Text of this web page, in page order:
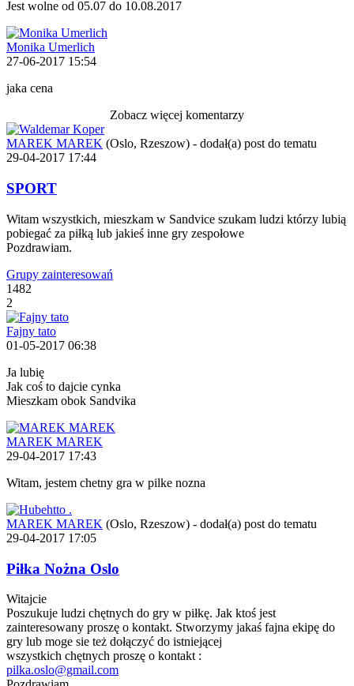
Jest wolne od 05.07 do 10.08.2017
Monika Umerlich
27-06-2017 15:54
jaka cena
Zobacz więcej komentarzy
MAREK MAREK (Oslo, Rzeszow) - dodał(a) post do tematu
29-04-2017 17:44
SPORT
Witam wszystkich, mieszkam w Sandvice szukam ludzi którzy lubią
pobiegać za piłką lub jakieś inne gry zespołowe
Pozdrawiam.
Grupy zainteresowań
1482
2
Fajny tato
01-05-2017 06:38
Ja lubię
Jak coś to dajcie cynka
Mieszkam obok Sandvika
MAREK MAREK
29-04-2017 17:43
Witam, jestem chetny gra w pilke nozna
MAREK MAREK (Oslo, Rzeszow) - dodał(a) post do tematu
29-04-2017 17:05
Piłka Nożna Oslo
Witajcie
Poszukuje ludzi chętnych do gry w piłkę. Jak ktoś jest
zainteresowany proszę o kontakt. Stworzymy jakaś fajna ekipę do
gry lub moge sie też dołączyć do istniejącej
wszystkich chętnych proszę o kontakt :
pilka.oslo@gmail.com